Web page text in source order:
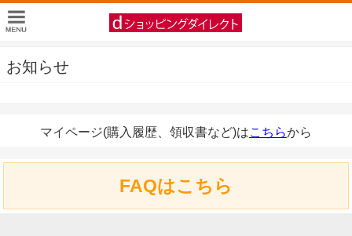
お知らせ
マイページ(購入履歴、領収書など)はこちらから
FAQはこちら